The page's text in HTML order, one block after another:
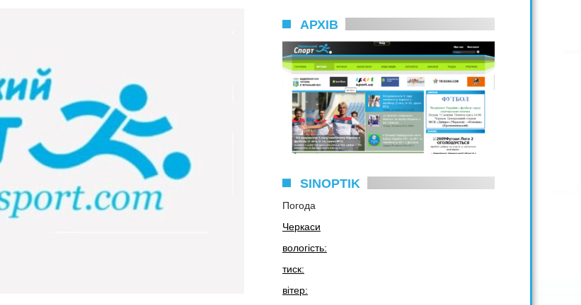
АРХІВ
SINOPTIK
Погода
Черкаси
вологість:
тиск:
вітер: